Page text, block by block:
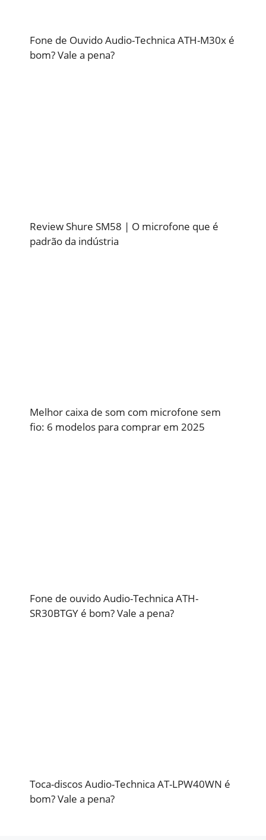
Fone de Ouvido Audio-Technica ATH-M30x é
bom? Vale a pena?
Review Shure SM58 | O microfone que é
padrão da indústria
Melhor caixa de som com microfone sem
fio: 6 modelos para comprar em 2025
Fone de ouvido Audio-Technica ATH-
SR30BTGY é bom? Vale a pena?
Toca-discos Audio-Technica AT-LPW40WN é
bom? Vale a pena?